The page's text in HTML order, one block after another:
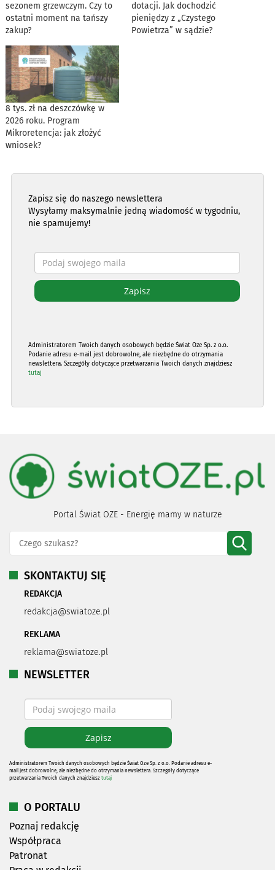
sezonem grzewczym. Czy to
ostatni moment na tańszy
zakup?
dotacji. Jak dochodzić
pieniędzy z „Czystego
Powietrza” w sądzie?
8 tys. zł na deszczówkę w
2026 roku. Program
Mikroretencja: jak złożyć
wniosek?
Zapisz się do naszego newslettera
Wysyłamy maksymalnie jedną wiadomość w tygodniu,
nie spamujemy!
Administratorem Twoich danych osobowych będzie Świat Oze Sp. z o.o.
Podanie adresu e-mail jest dobrowolne, ale niezbędne do otrzymania
newslettera. Szczegóły dotyczące przetwarzania Twoich danych znajdziesz
tutaj
Portal Świat OZE - Energię mamy w naturze
SKONTAKTUJ SIĘ
REDAKCJA
redakcja@swiatoze.pl
REKLAMA
reklama@swiatoze.pl
NEWSLETTER
Administratorem Twoich danych osobowych będzie Świat Oze Sp. z o.o. Podanie adresu e-
mail jest dobrowolne, ale niezbędne do otrzymania newslettera. Szczegóły dotyczące
przetwarzania Twoich danych znajdziesz tutaj
O PORTALU
Poznaj redakcję
Współpraca
Patronat